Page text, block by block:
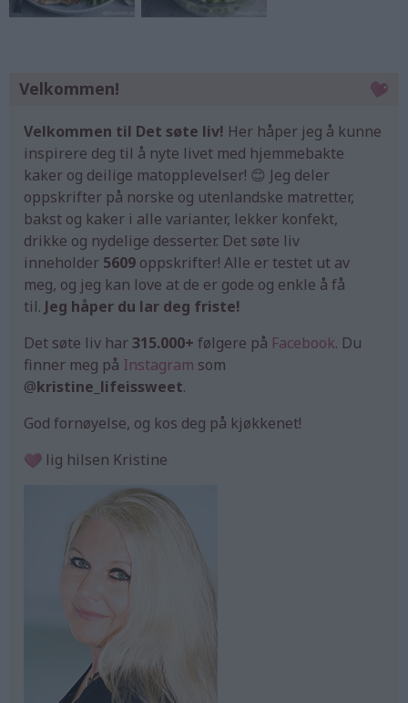
Velkommen!
Velkommen til Det søte liv! Her håper jeg å kunne
inspirere deg til å nyte livet med hjemmebakte
kaker og deilige matopplevelser! 😊 Jeg deler
oppskrifter på norske og utenlandske matretter,
bakst og kaker i alle varianter, lekker konfekt,
drikke og nydelige desserter. Det søte liv
inneholder 5609 oppskrifter! Alle er testet ut av
meg, og jeg kan love at de er gode og enkle å få
til. Jeg håper du lar deg friste!
Det søte liv har315.000+ følgere på Facebook. Du
finner meg på Instagram som
@kristine_lifeissweet.
God fornøyelse, og kos deg på kjøkkenet!
lig hilsen Kristine